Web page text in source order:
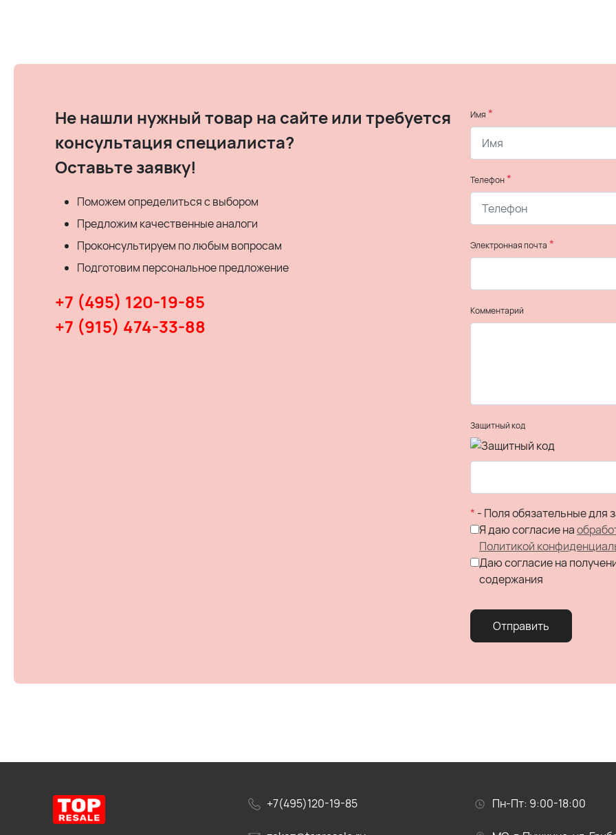
Не нашли нужный товар на сайте или требуется
консультация специалиста?
Оставьте заявку!
Поможем определиться с выбором
Предложим качественные аналоги
Проконсультируем по любым вопросам
Подготовим персональное предложение
+7 (495) 120-19-85
+7 (915) 474-33-88
Имя *
Телефон*
Электронная почта *
Комментарий
Защитный код
* - Поля обязательные для
Я даю согласие на
Политикой
Даю согласие на
содержания
Отправить
+7(495)120-19-85 Пн-Пт: 9:00-18:00